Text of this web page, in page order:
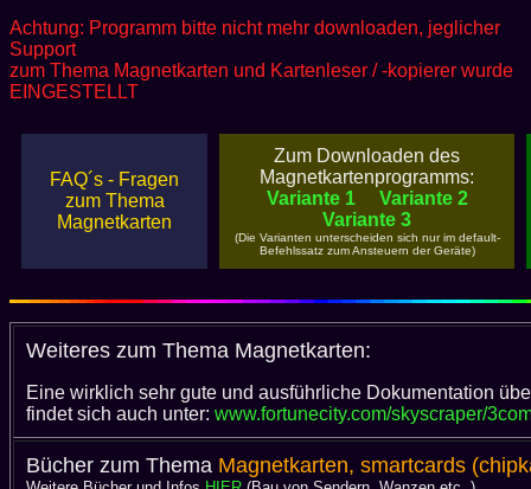
Achtung: Programm bitte nicht mehr downloaden, jeglicher
Support
zum Thema Magnetkarten und Kartenleser / -kopierer wurde
EINGESTELLT
FAQ´s - Fragen
zum Thema
Magnetkarten
Zum Downloaden des
Magnetkartenprogramms:
Variante 1
Variante 2
Variante 3
(Die Varianten unterscheiden sich nur im default-
Befehlssatz zum Ansteuern der Geräte)
Weiteres zum Thema Magnetkarten:
Eine wirklich sehr gute und ausführliche Dokumentation
findet sich auch unter: www.fortunecity.com/skyscraper/
Bücher zum Thema Magnetkarten, smartcards